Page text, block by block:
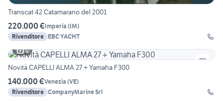
Transcat 42 Catamarano del 2001
220.000 €Imperia (IM)
Rivenditore EBC YACHT
9
Novità CAPELLI ALMA 27 + Yamaha F300
140.000 €Venezia (VE)
Rivenditore CompanyMarine Srl